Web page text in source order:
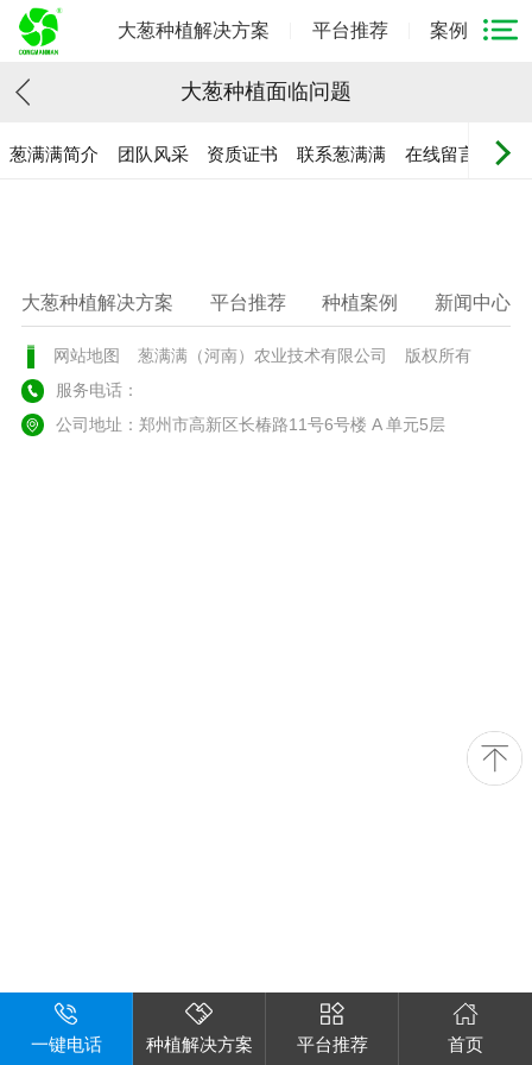
大葱种植解决方案 平台推荐 案例
大葱种植面临问题
葱满满简介 团队风采 资质证书 联系葱满满 在线留言
大葱种植解决方案 平台推荐 种植案例 新闻中心
网站地图 葱满满（河南）农业技术有限公司
版权所有
服务电话：
公司地址：郑州市高新区长椿路11号6号楼 A 单元5层
一键电话 种植解决方案 平台推荐 首页